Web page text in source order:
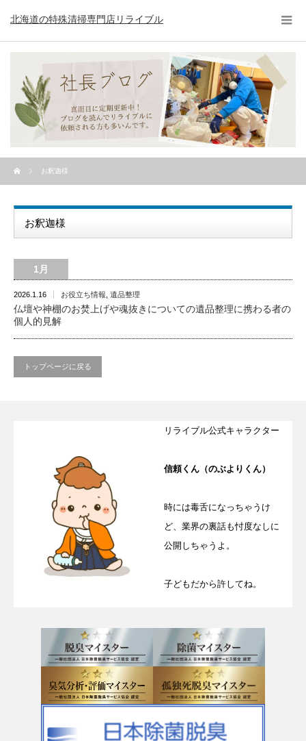
北海道の特殊清掃専門店リライブル
お釈迦様
お釈迦様
1月
2026.1.16 お役立ち情報 遺品整理
仏壇や神棚のお焚上げや魂抜きについての遺品整理に携わる者の
個人的見解
トップページに戻る
リライブル公式キャラクター
信頼くん（のぶよりくん）
時には毒舌になっちゃうけ
ど、業界の裏話も忖度なしに
公開しちゃうよ。
子どもだから許してね。